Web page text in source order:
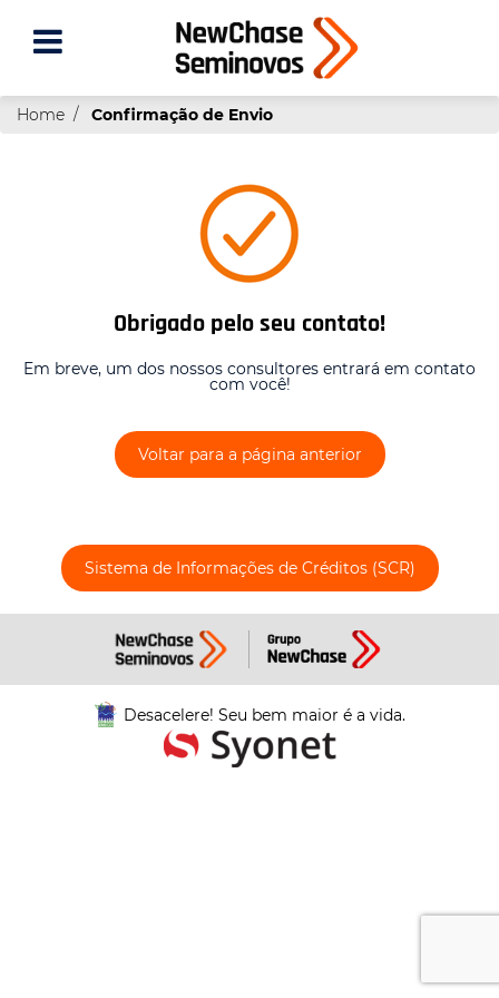
Home Confirmação de Envio
Obrigado pelo seu contato!
Em breve, um dos nossos consultores entrará em contato
com você!
Voltar para a página anterior
Sistema de Informações de Créditos (SCR)
Desacelere! Seu bem maior é a vida.